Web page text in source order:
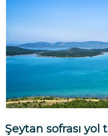
Şeytan sofrası yol